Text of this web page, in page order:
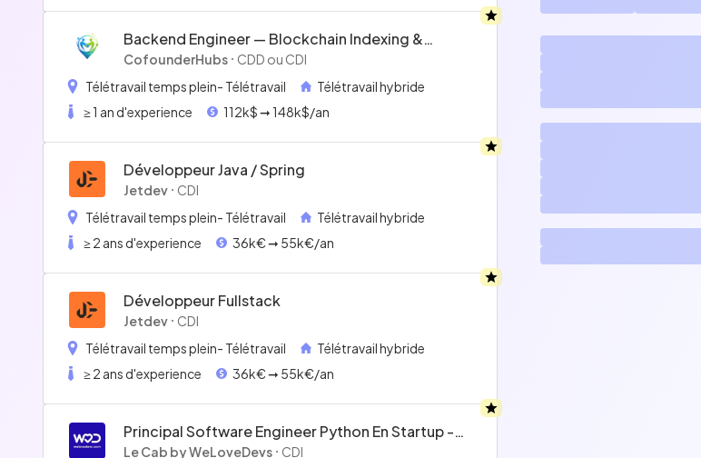
Backend Engineer — Blockchain Indexing &
Marketplace
CofounderHubs
CDD ou CDI
Télétravail temps plein- Télétravail
Télétravail hybride
≥ 1 an d'experience
112k$ ➞ 148k$/an
Développeur Java / Spring
Jetdev
CDI
Télétravail temps plein- Télétravail
Télétravail hybride
≥ 2 ans d'experience
36k€ ➞ 55k€/an
Développeur Fullstack
Jetdev
CDI
Télétravail temps plein- Télétravail
Télétravail hybride
≥ 2 ans d'experience
36k€ ➞ 55k€/an
Principal Software Engineer Python En Startup -
Full Remote 75/90k
Le Cab by WeLoveDevs
CDI